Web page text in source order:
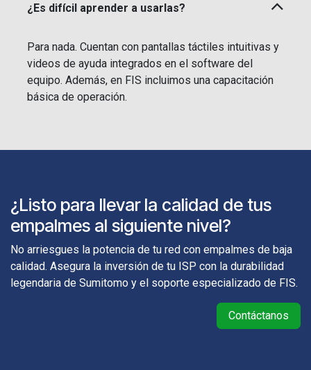
¿Es difícil aprender a usarlas?
Para nada. Cuentan con pantallas táctiles intuitivas y
videos de ayuda integrados en el software del
equipo. Además, en FIS incluimos una capacitación
básica de operación.
¿Listo para llevar la calidad de tus
empalmes al siguiente nivel?
No arriesgues la potencia de tu red con empalmes de baja
calidad. Asegura la inversión de tu ISP con la durabilidad
legendaria de Sumitomo y el soporte especializado de FIS.
Contáctanos